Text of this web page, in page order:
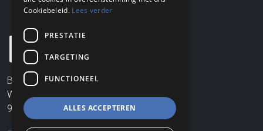
Bekina VZW
Wildendries 6
9404 Aspelare
Cookiebeleid. Lees verder
PRESTATIE
TARGETING
FUNCTIONEEL
ALLES ACCEPTEREN